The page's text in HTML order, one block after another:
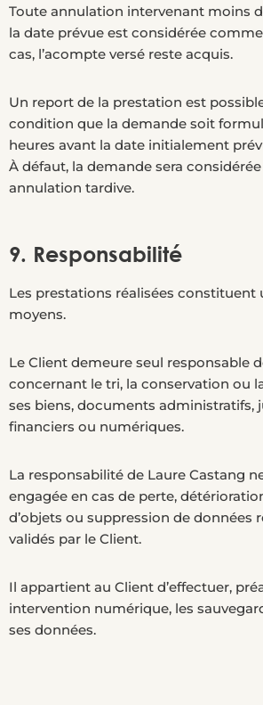
Toute annulation intervenant moins
la date prévue est considérée
cas, l’acompte versé reste acquis.
Un report de la prestation est
condition que la demande soit
heures avant la date initialement
À défaut, la demande sera
annulation tardive.
9. Responsabilité
Les prestations réalisées constituent
moyens.
Le Client demeure seul responsable
concernant le tri, la conservation ou
ses biens, documents administratifs,
financiers ou numériques.
La responsabilité de Laure Castang
engagée en cas de perte,
d’objets ou suppression de données
validés par le Client.
Il appartient au Client d’effectuer,
intervention numérique, les
ses données.